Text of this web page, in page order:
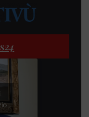
24